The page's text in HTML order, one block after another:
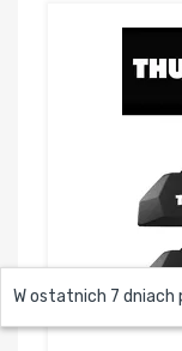
W ostatnich 7